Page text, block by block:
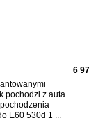
pochodzi z auta
E60 530d 1 ...
6